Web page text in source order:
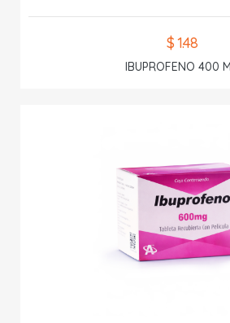
$ 1.48
IBUPROFENO 400